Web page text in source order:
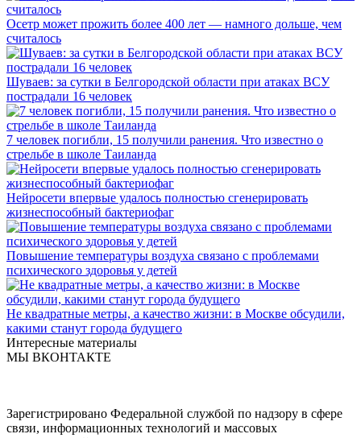
Осетр может прожить более 400 лет — намного дольше, чем
считалось
Шуваев: за сутки в Белгородской области при атаках ВСУ
пострадали 16 человек
7 человек погибли, 15 получили ранения. Что известно о
стрельбе в школе Таиланда
Нейросети впервые удалось полностью сгенерировать
жизнеспособный бактериофаг
Повышение температуры воздуха связано с проблемами
психического здоровья у детей
Не квадратные метры, а качество жизни: в Москве обсудили,
какими станут города будущего
Интересные материалы
МЫ ВКОНТАКТЕ
Зарегистрировано Федеральной службой по надзору в сфере
связи, информационных технологий и массовых